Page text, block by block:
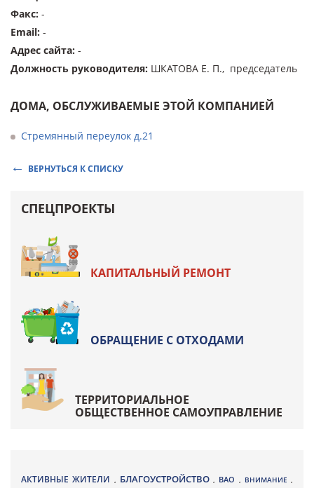
Факс: -
Email: -
Адрес сайта: -
Должность руководителя: ШКАТОВА Е. П., председатель
ДОМА, ОБСЛУЖИВАЕМЫЕ ЭТОЙ КОМПАНИЕЙ
Стремянный переулок д.21
ВЕРНУТЬСЯ К СПИСКУ
СПЕЦПРОЕКТЫ
КАПИТАЛЬНЫЙ РЕМОНТ
ОБРАЩЕНИЕ С ОТХОДАМИ
ТЕРРИТОРИАЛЬНОЕ
ОБЩЕСТВЕННОЕ САМОУПРАВЛЕНИЕ
АКТИВНЫЕ ЖИТЕЛИ , БЛАГОУСТРОЙСТВО , ВАО , ВНИМАНИЕ ,